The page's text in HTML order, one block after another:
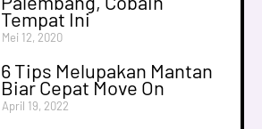
Tempat Ini
Mei 12, 2020
6 Tips Melupakan Mantan
Biar Cepat Move On
April 19, 2022